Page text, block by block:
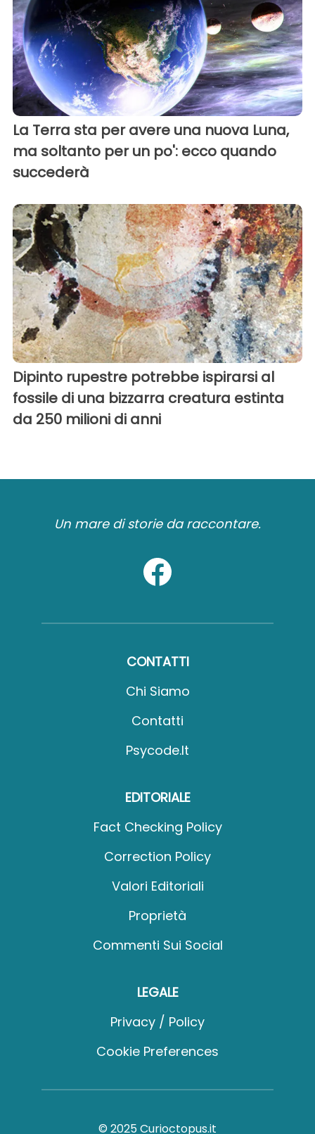
La Terra sta per avere una nuova Luna,
ma soltanto per un po': ecco quando
succederà
Dipinto rupestre potrebbe ispirarsi al
fossile di una bizzarra creatura estinta
da 250 milioni di anni
Un mare di storie da raccontare.
CONTATTI
Chi Siamo
Contatti
Psycode.it
EDITORIALE
Fact Checking Policy
Correction Policy
Valori Editoriali
Proprietà
Commenti Sui Social
LEGALE
Privacy / Policy
Cookie Preferences
© 2025 Curioctopus.it